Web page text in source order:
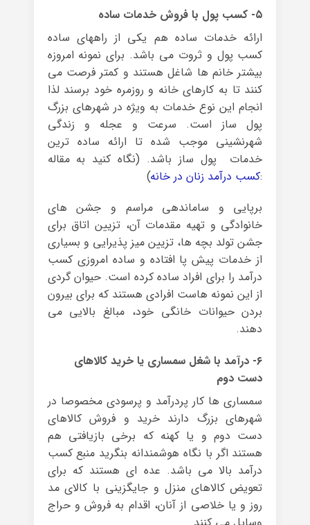
۵- کسب پول با فروش خدمات ساده
ارائه خدمات ساده هم یکی از راههای ساده
کسب پول و ثروت می باشد. برای نمونه امروزه
بیشتر خانم ها شاغل هستند و کمتر فرصت می
کنند تا به کارهای خانه و روزمره خود برسند لذا
انجام این نوع خدمات به ویژه در شهرهای بزرگ
پول ساز است. سرعت و عجله و زندگی
شهرنشینی موجب شده تا ارائه ساده ترین
خدمات پول ساز باشد. (نگاه کنید به مقاله
:کسب درآمد زنان در خانه)
برپایی و ساماندهی مراسم و جشن های
خانوادگی و تهیه مقدمات آن، تزیین اتاق برای
جشن تولد بچه ها، تزیین میز پذیرایی و بسیاری
از خدمات پیش پا افتاده و ساده امروزی کسب
درآمد را برای افراد ساده کرده است. حیوان گردی
از این نمونه هاست افرادی هستند که برای بیرون
بردن حیوانات خانگی خود، مبالغ بالایی می
دهند.
۶- درآمد با شغل سمساری یا خرید کالاهای
دست دوم
سمساری ها کار پردرآمد و پرسودی مخصوصا در
شهرهای بزرگ دارند خرید و فروش کالاهای
دست دوم و یا کهنه که برخی بازیافتی هم
هستند اگر با نگاه هوشمندانه بنگرید منبع کسب
درآمد بالا می باشد. عده ای هستند که برای
تعویض کالاهای منزل و جایگزینی با کالای مد
روز و یا خلاصی از آنان، اقدام به فروش و حراج